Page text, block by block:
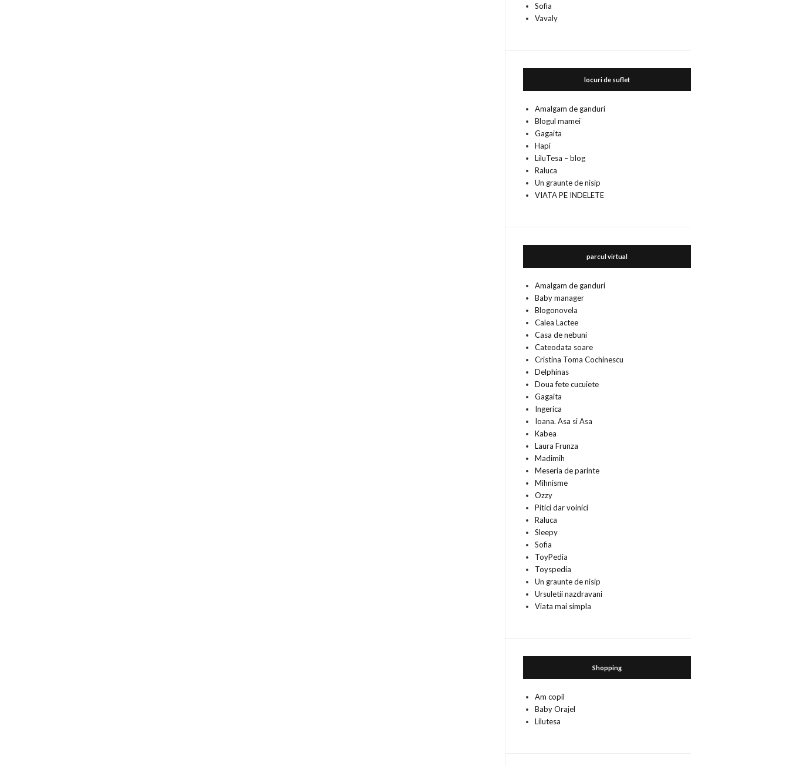
Sofia
Vavaly
locuri de suflet
Amalgam de ganduri
Blogul mamei
Gagaita
Hapi
LiluTesa – blog
Raluca
Un graunte de nisip
VIATA PE INDELETE
parcul virtual
Amalgam de ganduri
Baby manager
Blogonovela
Calea Lactee
Casa de nebuni
Cateodata soare
Cristina Toma Cochinescu
Delphinas
Doua fete cucuiete
Gagaita
Ingerica
Ioana. Asa si Asa
Kabea
Laura Frunza
Madimih
Meseria de parinte
Mihnisme
Ozzy
Pitici dar voinici
Raluca
Sleepy
Sofia
ToyPedia
Toyspedia
Un graunte de nisip
Ursuletii nazdravani
Viata mai simpla
Shopping
Am copil
Baby Orajel
Lilutesa